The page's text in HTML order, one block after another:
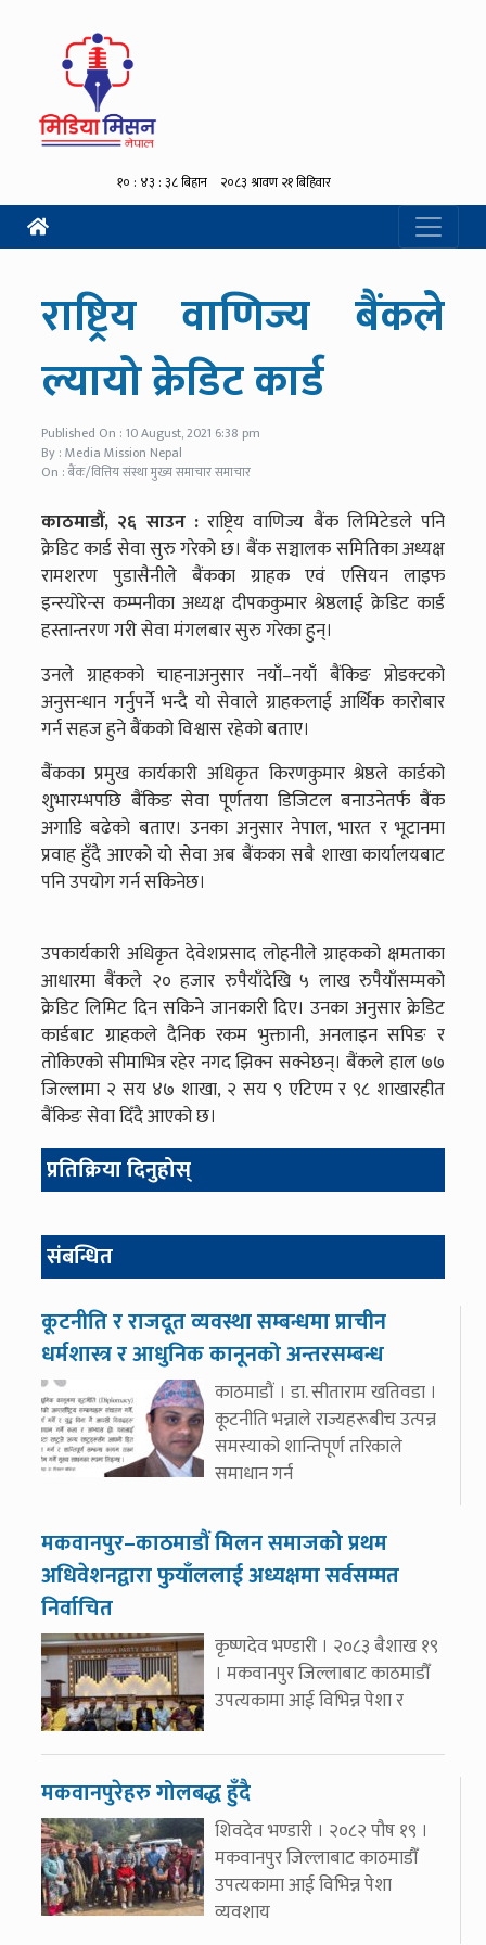
राष्ट्रिय वाणिज्य बैंकले
ल्यायो क्रेडिट कार्ड
Published On : 10 August, 2021 6:38 pm
By : Media Mission Nepal
On : बैंक/वित्तिय संस्था मुख्य समाचार समाचार
काठमाडौं, २६ साउन : राष्ट्रिय वाणिज्य बैंक लिमिटेडले पनि
क्रेडिट कार्ड सेवा सुरु गरेको छ। बैंक सञ्चालक समितिका अध्यक्ष
रामशरण पुडासैनीले बैंकका ग्राहक एवं एसियन लाइफ
इन्स्योरेन्स कम्पनीका अध्यक्ष दीपककुमार श्रेष्ठलाई क्रेडिट कार्ड
हस्तान्तरण गरी सेवा मंगलबार सुरु गरेका हुन्।
उनले ग्राहकको चाहनाअनुसार नयाँ–नयाँ बैंकिङ प्रोडक्टको
अनुसन्धान गर्नुपर्ने भन्दै यो सेवाले ग्राहकलाई आर्थिक कारोबार
गर्न सहज हुने बैंकको विश्वास रहेको बताए।
बैंंकका प्रमुख कार्यकारी अधिकृत किरणकुमार श्रेष्ठले कार्डको
शुभारम्भपछि बैंकिङ सेवा पूर्णतया डिजिटल बनाउनेतर्फ बैंक
अगाडि बढेको बताए। उनका अनुसार नेपाल, भारत र भूटानमा
प्रवाह हुँदै आएको यो सेवा अब बैंकका सबै शाखा कार्यालयबाट
पनि उपयोग गर्न सकिनेछ।
उपकार्यकारी अधिकृत देवेशप्रसाद लोहनीले ग्राहकको क्षमताका
आधारमा बैंकले २० हजार रुपैयाँदेखि ५ लाख रुपैयाँसम्मको
क्रेडिट लिमिट दिन सकिने जानकारी दिए। उनका अनुसार क्रेडिट
कार्डबाट ग्राहकले दैनिक रकम भुक्तानी, अनलाइन सपिङ र
तोकिएको सीमाभित्र रहेर नगद झिक्न सक्नेछन्। बैंकले हाल ७७
जिल्लामा २ सय ४७ शाखा, २ सय ९ एटिएम र ९८ शाखारहीत
बैंकिङ सेवा दिँदै आएको छ।
प्रतिक्रिया दिनुहोस्
संबन्धित
कूटनीति र राजदूत व्यवस्था सम्बन्धमा प्राचीन
धर्मशास्त्र र आधुनिक कानूनको अन्तरसम्बन्ध
काठमाडौं । डा. सीताराम खतिवडा ।
कूटनीति भन्नाले राज्यहरूबीच उत्पन्न
समस्याको शान्तिपूर्ण तरिकाले
समाधान गर्न
मकवानपुर–काठमाडौं मिलन समाजको प्रथम
अधिवेशनद्वारा फुयाँललाई अध्यक्षमा सर्वसम्मत
निर्वाचित
कृष्णदेव भण्डारी । २०८३ बैशाख १९
। मकवानपुर जिल्लाबाट काठमाडौँ
उपत्यकामा आई विभिन्न पेशा र
मकवानपुरेहरु गोलबद्ध हुँदै
शिवदेव भण्डारी । २०८२ पौष १९ ।
मकवानपुर जिल्लाबाट काठमाडौँ
उपत्यकामा आई विभिन्न पेशा
व्यवशाय